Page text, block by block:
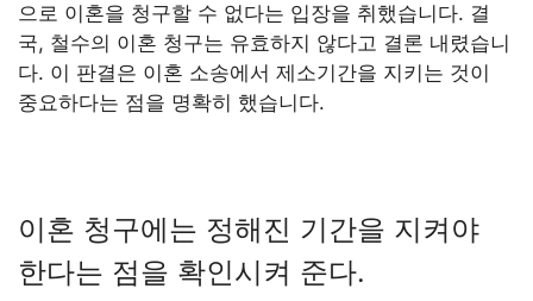
으로 이혼을 청구할 수 없다는 입장을 취했습니다. 결
국, 철수의 이혼 청구는 유효하지 않다고 결론 내렸습니
다. 이 판결은 이혼 소송에서 제소기간을 지키는 것이
중요하다는 점을 명확히 했습니다.
이혼 청구에는 정해진 기간을 지켜야
한다는 점을 확인시켜 준다.